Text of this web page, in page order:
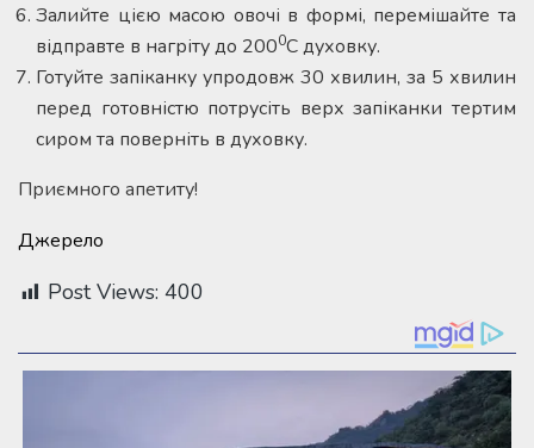
Залийте цією масою овочі в формі, перемішайте та
відправте в нагріту до 2000С духовку.
Готуйте запіканку упродовж 30 хвилин, за 5 хвилин
перед готовністю потрусіть верх запіканки тертим
сиром та поверніть в духовку.
Приємного апетиту!
Джерело
Post Views: 400